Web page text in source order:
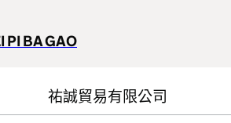
PI BA GAO
祐誠貿易有限公司